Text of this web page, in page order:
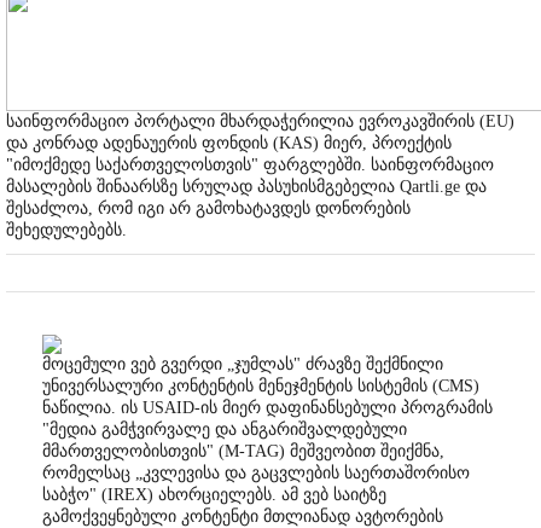
საინფორმაციო პორტალი მხარდაჭერილია ევროკავშირის (EU)
და კონრად ადენაუერის ფონდის (KAS) მიერ, პროექტის
"იმოქმედე საქართველოსთვის" ფარგლებში. საინფორმაციო
მასალების შინაარსზე სრულად პასუხისმგებელია Qartli.ge და
შესაძლოა, რომ იგი არ გამოხატავდეს დონორების
შეხედულებებს.
მოცემული ვებ გვერდი „ჯუმლას" ძრავზე შექმნილი
უნივერსალური კონტენტის მენეჯმენტის სისტემის (CMS)
ნაწილია. ის USAID-ის მიერ დაფინანსებული პროგრამის
"მედია გამჭვირვალე და ანგარიშვალდებული
მმართველობისთვის" (M-TAG) მეშვეობით შეიქმნა,
რომელსაც „კვლევისა და გაცვლების საერთაშორისო
საბჭო" (IREX) ახორციელებს. ამ ვებ საიტზე
გამოქვეყნებული კონტენტი მთლიანად ავტორების